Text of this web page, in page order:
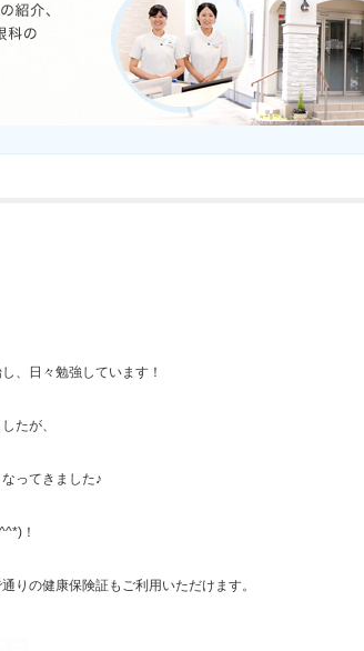
、日々勉強しています！
たが、
ってきました♪
！
りの健康保険証もご利用いただけます。